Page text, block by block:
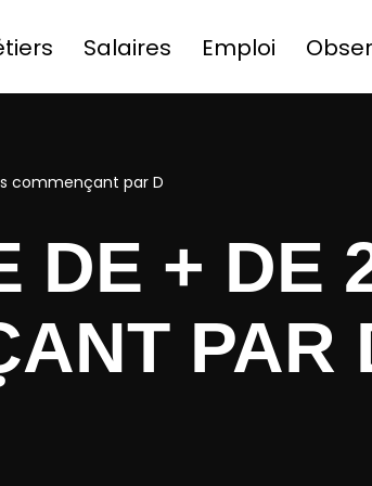
Salaires Emploi
commençant par D
DE + DE
PAR